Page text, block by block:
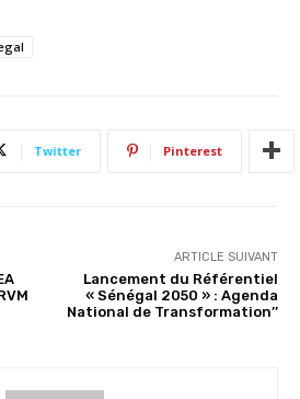
Twitter Pinterest
ARTICLE SUIVANT
Lancement du Référentiel
« Sénégal 2050 » : Agenda
National de Transformation’’